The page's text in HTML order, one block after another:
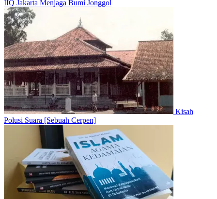
IIQ Jakarta Menjaga Bumi Jonggol
Kisah
Polusi Suara [Sebuah Cerpen]